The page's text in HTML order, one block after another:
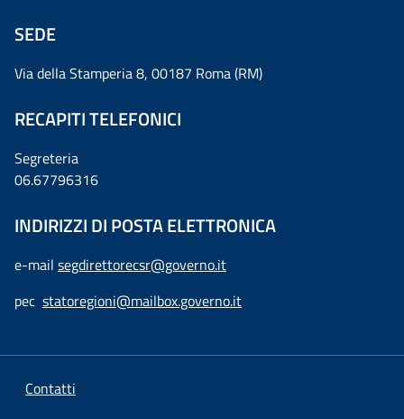
SEDE
Via della Stamperia 8, 00187 Roma (RM)
RECAPITI TELEFONICI
Segreteria
06.67796316
INDIRIZZI DI POSTA ELETTRONICA
e-mail segdirettorecsr@governo.it
pec statoregioni@mailbox.governo.it
Contatti